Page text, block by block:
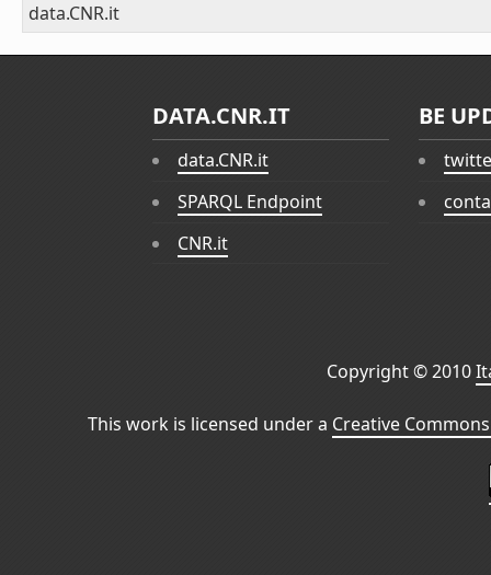
data.CNR.it
DATA.CNR.IT
data.CNR.it
SPARQL Endpoint
CNR.it
BE
Copyright © 2010
This work is licensed under a Creative